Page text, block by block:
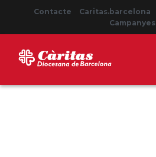
Contacte Caritas.barcelona
Campanyes